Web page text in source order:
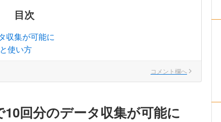
目次
収集が可能に
使い方
コメント欄へ
回分のデータ収集が可能に